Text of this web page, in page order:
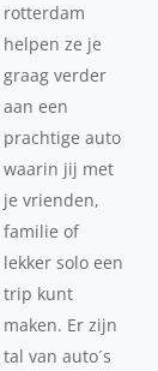
rotterdam
helpen ze je
graag verder
aan een
prachtige auto
waarin jij met
je vrienden,
familie of
lekker solo een
trip kunt
maken. Er zijn
tal van auto´s